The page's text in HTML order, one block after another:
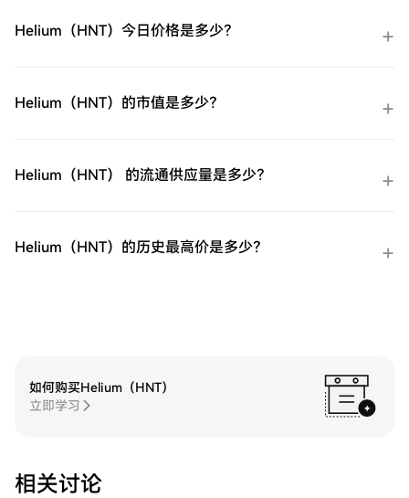
Helium（HNT）今日价格是多少？
Helium（HNT）的市值是多少？
Helium（HNT） 的流通供应量是多少？
Helium（HNT）的历史最高价是多少？
如何购买Helium（HNT）
立即学习
相关讨论